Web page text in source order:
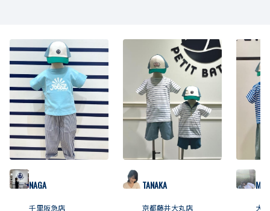
NAGA
千里阪急店
TANAKA
京都藤井大丸店
M
大